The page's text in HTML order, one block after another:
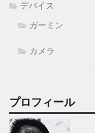
デバイス
ガーミン
カメラ
プロフィール